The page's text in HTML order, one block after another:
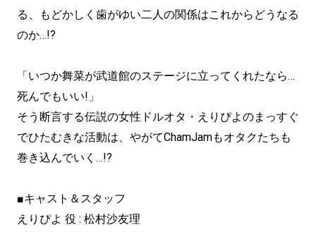
る、もどかしく歯がゆい二人の関係はこれからどうなる
のか…!?
「いつか舞菜が武道館のステージに立ってくれたなら…
死んでもいい!」
そう断言する伝説の女性ドルオタ・えりぴよのまっすぐ
でひたむきな活動は、やがてChamJamもオタクたちも
巻き込んでいく…!?
■キャスト＆スタッフ
えりぴよ 役 : 松村沙友理